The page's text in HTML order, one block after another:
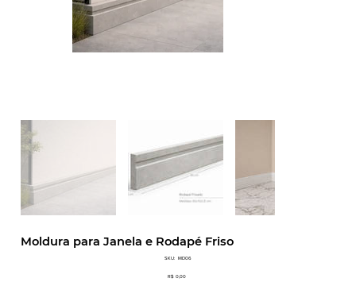
Moldura para Janela e Rodapé Friso
SKU:
SKU
MD06
Preço
R$ 0,00